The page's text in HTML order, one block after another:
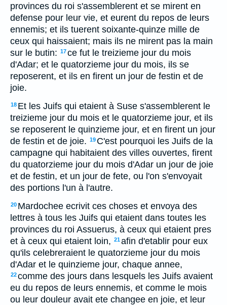
provinces du roi s'assemblerent et se mirent en
defense pour leur vie, et eurent du repos de leurs
ennemis; et ils tuerent soixante-quinze mille de
ceux qui haissaient; mais ils ne mirent pas la main
sur le butin: 17ce fut le treizieme jour du mois
d'Adar; et le quatorzieme jour du mois, ils se
reposerent, et ils en firent un jour de festin et de
joie.
18 Et les Juifs qui etaient à Suse s'assemblerent le
treizieme jour du mois et le quatorzieme jour, et ils
se reposerent le quinzieme jour, et en firent un jour
de festin et de joie. 19 C'est pourquoi les Juifs de la
campagne qui habitaient des villes ouvertes, firent
du quatorzieme jour du mois d'Adar un jour de joie
et de festin, et un jour de fete, ou l'on s'envoyait
des portions l'un à l'autre.
20 Mardochee ecrivit ces choses et envoya des
lettres à tous les Juifs qui etaient dans toutes les
provinces du roi Assuerus, à ceux qui etaient pres
et à ceux qui etaient loin, 21afin d'etablir pour eux
qu'ils celebreraient le quatorzieme jour du mois
d'Adar et le quinzieme jour, chaque annee,
22comme des jours dans lesquels les Juifs avaient
eu du repos de leurs ennemis, et comme le mois
ou leur douleur avait ete changee en joie, et leur